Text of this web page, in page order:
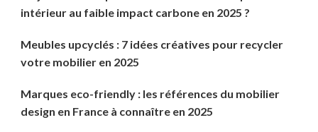
intérieur au faible impact carbone en 2025 ?
Meubles upcyclés : 7 idées créatives pour recycler
votre mobilier en 2025
Marques eco-friendly : les références du mobilier
design en France à connaître en 2025